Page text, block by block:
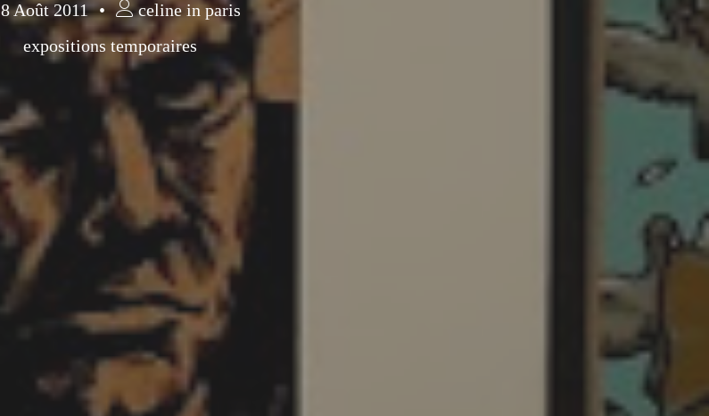
8 Août 2011
celine in paris
expositions temporaires